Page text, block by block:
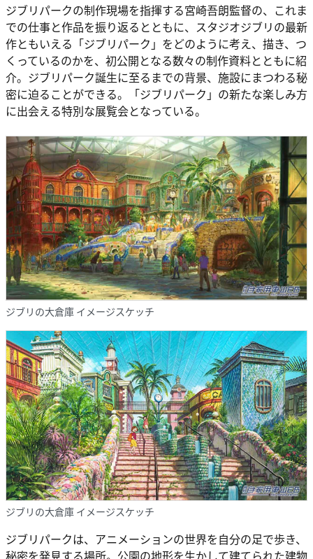
ジブリパークの制作現場を指揮する宮崎吾朗監督の、これま
での仕事と作品を振り返るとともに、スタジオジブリの最新
作ともいえる「ジブリパーク」をどのように考え、描き、つ
くっているのかを、初公開となる数々の制作資料とともに紹
介。ジブリパーク誕生に至るまでの背景、施設にまつわる秘
密に迫ることができる。「ジブリパーク」の新たな楽しみ方
に出会える特別な展覧会となっている。
ジブリの大倉庫 イメージスケッチ
ジブリの大倉庫 イメージスケッチ
ジブリパークは、アニメーションの世界を自分の足で歩き、
秘密を発見する場所。公園の地形を生かして建てられた建物